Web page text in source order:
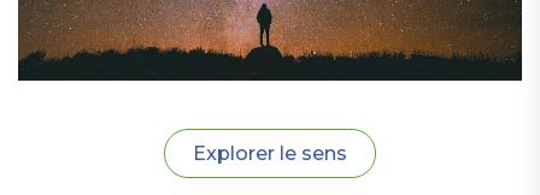
Explorer le sens